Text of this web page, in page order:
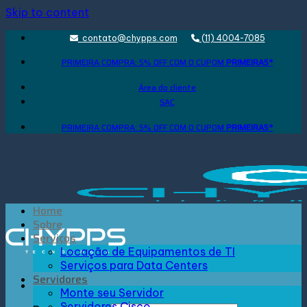
Skip to content
contato@chypps.com (11) 4004-7085
PRIMEIRA COMPRA: 5% OFF COM O CUPOM PRIMEIRA5*
Área do cliente
SAC
PRIMEIRA COMPRA: 5% OFF COM O CUPOM PRIMEIRA5*
Home
Sobre
Serviços
Locação de Equipamentos de TI
Serviços para Data Centers
Servidores
Monte seu Servidor